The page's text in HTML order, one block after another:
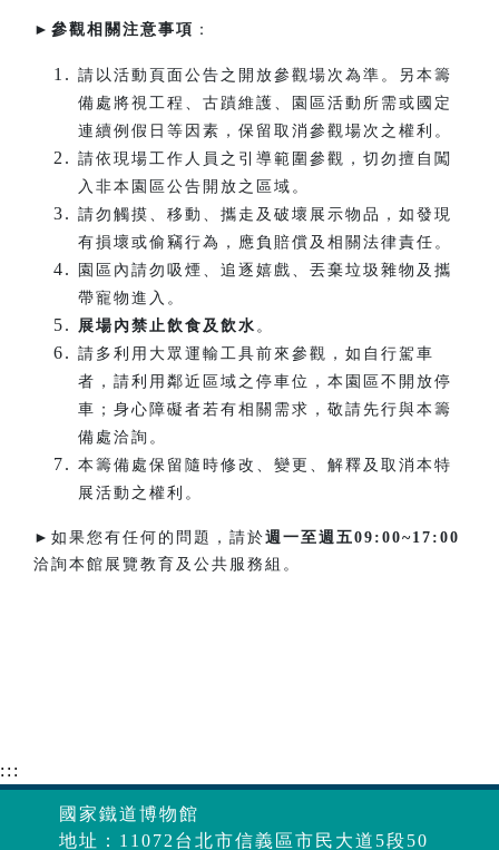
► 參觀相關注意事項 ：
請以活動頁面公告之開放參觀場次為準。另本籌
備處將視工程、古蹟維護、園區活動所需或國定
連續例假日等因素，保留取消參觀場次之權利。
請依現場工作人員之引導範圍參觀，切勿擅自闖
入非本園區公告開放之區域。
請勿觸摸、移動、攜走及破壞展示物品，如發現
有損壞或偷竊行為，應負賠償及相關法律責任。
園區內請勿吸煙、追逐嬉戲、丟棄垃圾雜物及攜
帶寵物進入。
展場內禁止飲食及飲水 。
請多利用大眾運輸工具前來參觀，如自行駕車
者，請利用鄰近區域之停車位，本園區不開放停
車；身心障礙者若有相關需求，敬請先行與本籌
備處洽詢。
本籌備處保留隨時修改、變更、解釋及取消本特
展活動之權利。
►如果您有任何的問題，請於週一至週五09:00~17:00
洽詢本館展覽教育及公共服務組。
:::
國家鐵道博物館
地址：11072台北市信義區市民大道5段50